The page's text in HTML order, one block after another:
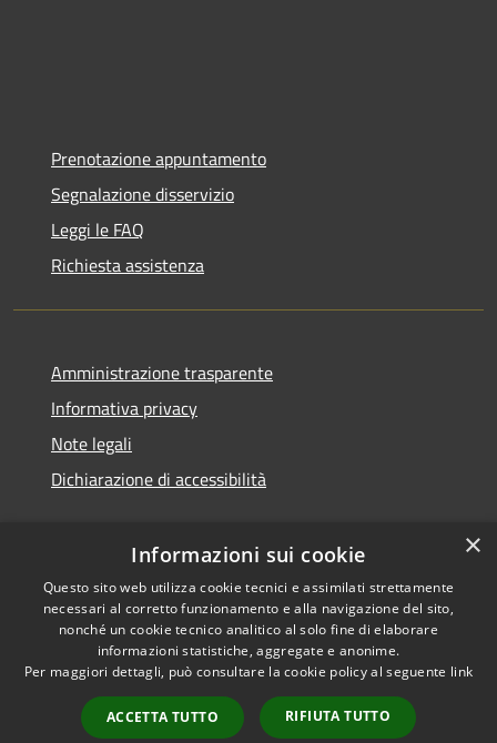
Prenotazione appuntamento
Segnalazione disservizio
Leggi le FAQ
Richiesta assistenza
Amministrazione trasparente
Informativa privacy
Note legali
Dichiarazione di accessibilità
RSS
Accessibilità
Copyright © 2026 • Comune di
Municipium•
Accesso
×
Informazioni sui cookie
Questo sito web utilizza cookie tecnici e assimilati strettamente
necessari al corretto funzionamento e alla navigazione del sito,
nonché un cookie tecnico analitico al solo fine di elaborare
informazioni statistiche, aggregate e anonime.
Per maggiori dettagli, può consultare la cookie policy al seguente link
ACCETTA TUTTO RIFIUTA TUTTO